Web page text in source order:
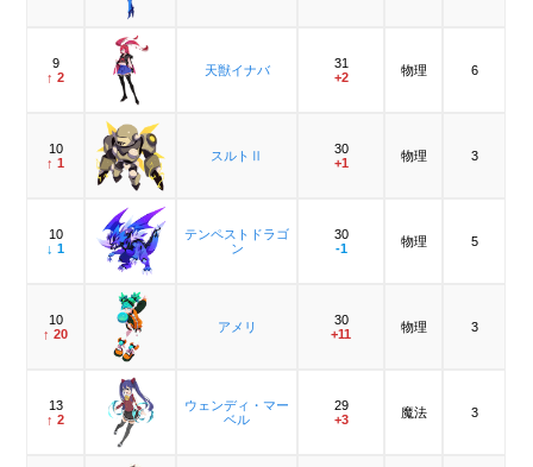
9
↑ 2
天獣イナバ
31
+2
物理 6
10
↑ 1
スルトⅡ
30
+1
物理 3
10
↓ 1
テンペストドラゴ
ン
30
-1
物理 5
10
↑ 20
アメリ
30
+11
物理 3
13
↑ 2
ウェンディ・マー
ベル
29
+3
魔法 3